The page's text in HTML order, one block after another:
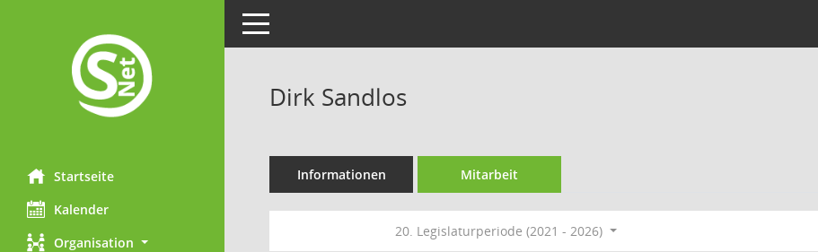
Startseite
Kalender
Organisation
Toggle navigation
Dirk Sandlos
Informationen Mitarbeit
20. Legislaturperiode (2021 - 2026)